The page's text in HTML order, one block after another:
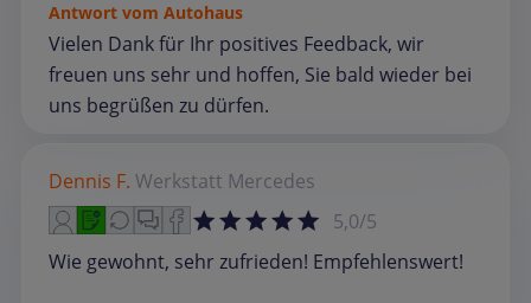
Antwort vom Autohaus
Vielen Dank für Ihr positives Feedback, wir
freuen uns sehr und hoffen, Sie bald wieder bei
uns begrüßen zu dürfen.
Dennis F. Werkstatt Mercedes
5,0/5
Wie gewohnt, sehr zufrieden! Empfehlenswert!